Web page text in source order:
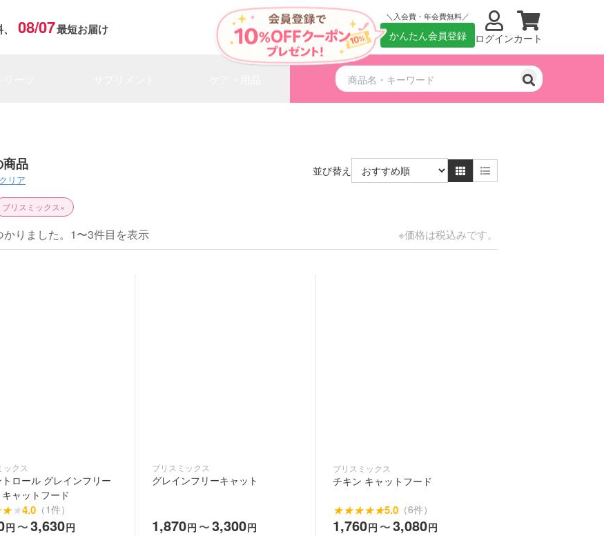
08/07最短お届け
入会費・年会費無料
かんたん会員登録 ログインカート
品
リア
並び替え
ブリスミックス×
かりました。1〜3件目を表示 ※価格は税込みです。
ックス
ロール グレインフリー
ャットフード
★★4.0 （1件）
円 〜3,630円
ブリスミックス
グレインフリーキャット
1,870円 〜3,300円
ブリスミックス
チキン キャットフード
★★★★★5.0 （6件）
1,760円 〜3,080円